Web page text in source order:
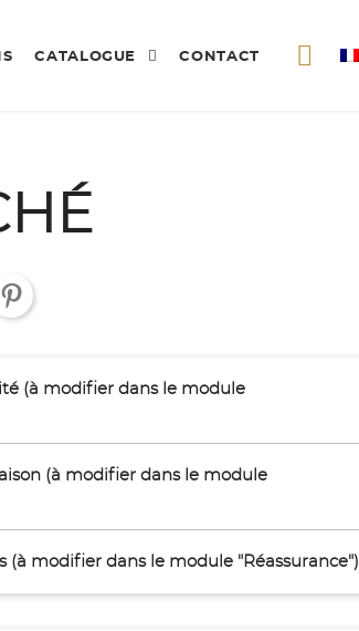
CATALOGUE CONTACT
(à modifier dans le module
(à modifier dans le module
(à modifier dans le module "Réassurance")